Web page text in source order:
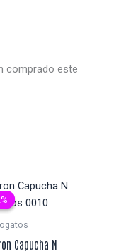
comprado este
Capucha N